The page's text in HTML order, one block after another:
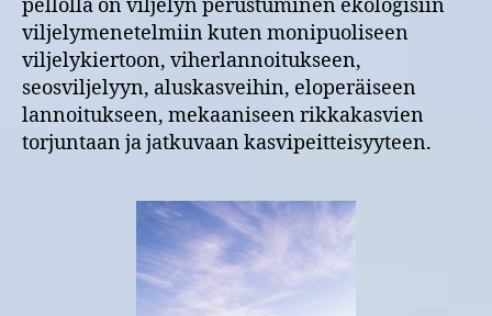
pellolla on viljelyn perustuminen ekologisiin
viljelymenetelmiin kuten monipuoliseen
viljelykiertoon, viherlannoitukseen,
seosviljelyyn, aluskasveihin, eloperäiseen
lannoitukseen, mekaaniseen rikkakasvien
torjuntaan ja jatkuvaan kasvipeitteisyyteen.